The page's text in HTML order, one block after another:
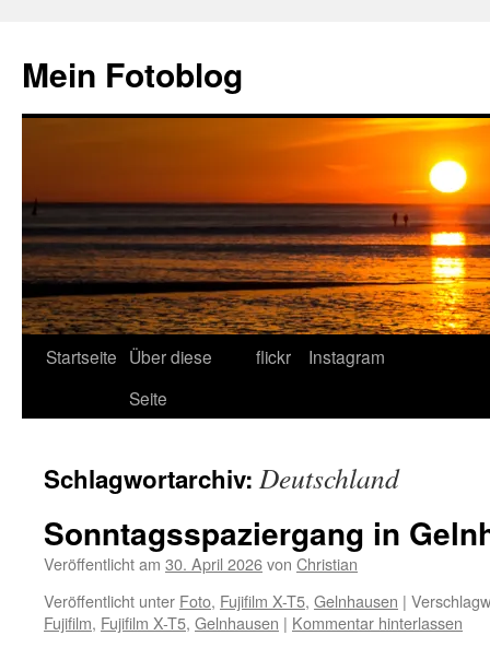
springen
Mein Fotoblog
Startseite Über diese
Seite
flickr Instagram
Schlagwortarchiv: Deutschland
Sonntagsspaziergang in
Veröffentlicht am 30. April 2026von Christian
Veröffentlicht unter Foto, Fujifilm X-T5, Gelnhausen |
Fujifilm, Fujifilm X-T5, Gelnhausen | Kommentar hinterlassen